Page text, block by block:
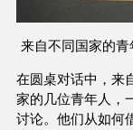
来自不同国家的
在圆桌对话中，来
家的几位青年人，
讨论。他们从如何